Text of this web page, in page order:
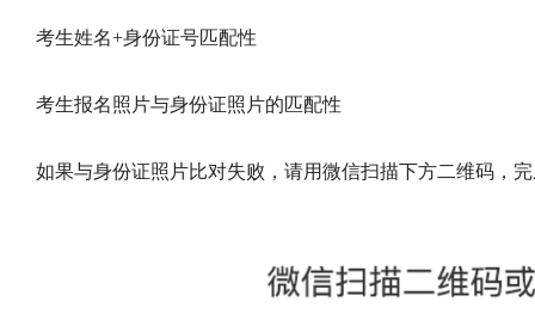
考生姓名+身份证号匹配性
考生报名照片与身份证照片的匹配性
如果与身份证照片比对失败，请用微信扫描下方二维码，